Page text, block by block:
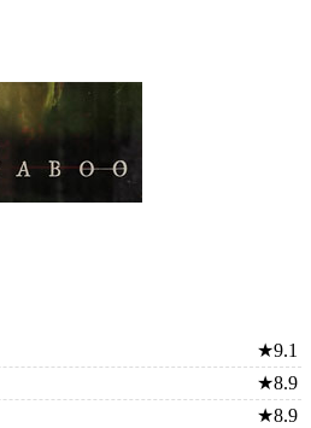
★9.1
★8.9
★8.9